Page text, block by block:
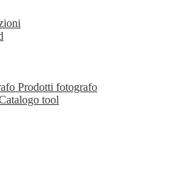
Prodotti fotografo
tool